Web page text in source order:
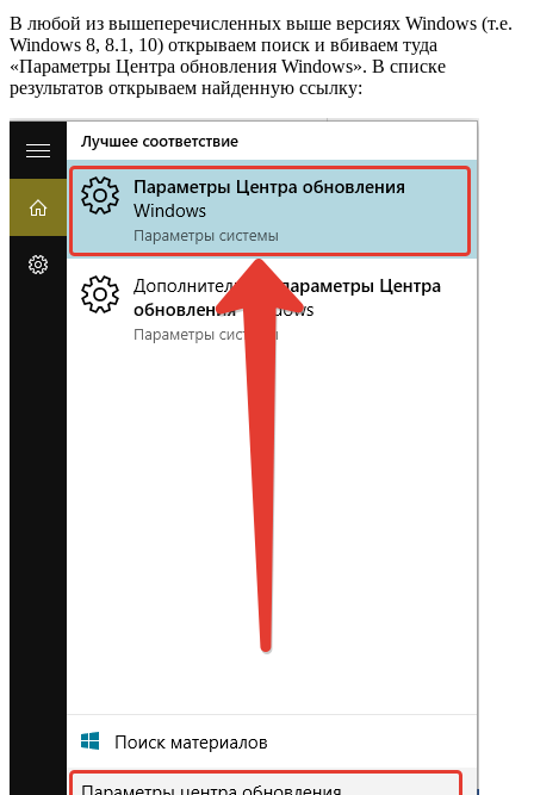
В любой из вышеперечисленных выше версиях Windows (т.е.
Windows 8, 8.1, 10) открываем поиск и вбиваем туда
«Параметры Центра обновления Windows». В списке
результатов открываем найденную ссылку: